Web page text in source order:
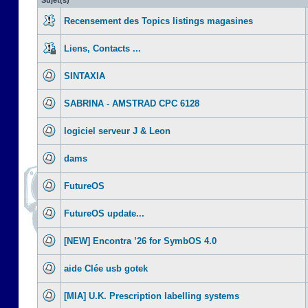
Recensement des Topics listings magasines
Liens, Contacts ...
SINTAXIA
SABRINA - AMSTRAD CPC 6128
logiciel serveur J & Leon
dams
FutureOS
FutureOS update...
[NEW] Encontra ’26 for SymbOS 4.0
aide Clée usb gotek
[MIA] U.K. Prescription labelling systems